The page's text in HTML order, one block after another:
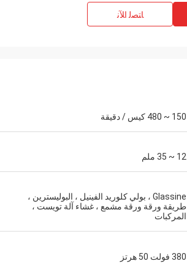
ﺎﺘﺼﻟ ﺍﻶﻧ
150 ~ 480 كيس / دقيقة
12 ~ 35 ملم
Glassine ، بولي كلوريد الفينيل ، البوليسترين ،
طريقة ورقة ورقة مشمع ، غشاء آلة تويست ،
المركبات
380 فولت 50 هرتز